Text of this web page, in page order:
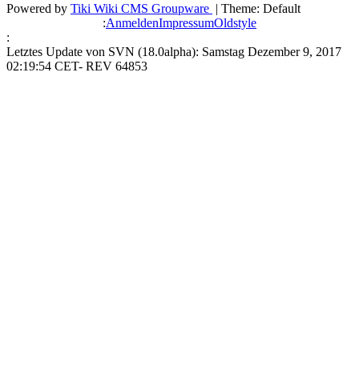
Powered by Tiki Wiki CMS Groupware | Theme: Default
:AnmeldenImpressumOldstyle
:
Letztes Update von SVN (18.0alpha): Samstag Dezember 9, 2017
02:19:54 CET- REV 64853